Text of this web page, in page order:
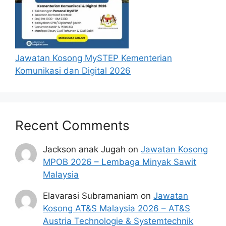
tarikh iklan ditutup hendaklah
menganggap permohonan mereka tidak
berjaya.
Senarai Jawatan MySTEP
Jawatan Kosong MySTEP Kementerian
Komunikasi dan Digital 2026
Recent Comments
Jackson anak Jugah onJawatan Kosong
MPOB 2026 – Lembaga Minyak Sawit
Malaysia
Elavarasi Subramaniam onJawatan
Kosong AT&S Malaysia 2026 – AT&S
Austria Technologie & Systemtechnik